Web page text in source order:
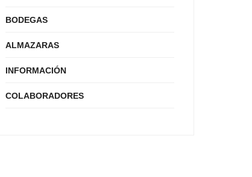
BODEGAS
ALMAZARAS
INFORMACIÓN
COLABORADORES